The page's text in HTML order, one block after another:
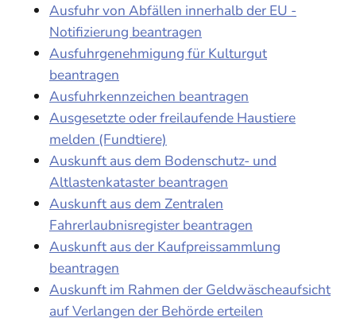
Ausfuhr von Abfällen innerhalb der EU -
Notifizierung beantragen
Ausfuhrgenehmigung für Kulturgut
beantragen
Ausfuhrkennzeichen beantragen
Ausgesetzte oder freilaufende Haustiere
melden (Fundtiere)
Auskunft aus dem Bodenschutz- und
Altlastenkataster beantragen
Auskunft aus dem Zentralen
Fahrerlaubnisregister beantragen
Auskunft aus der Kaufpreissammlung
beantragen
Auskunft im Rahmen der Geldwäscheaufsicht
auf Verlangen der Behörde erteilen